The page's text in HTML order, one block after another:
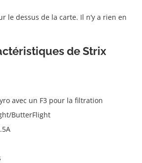
le dessus de la carte. Il n’y a rien en
de Strix
avec un F3 pour la filtration
ButterFlight